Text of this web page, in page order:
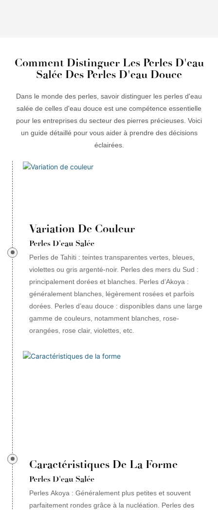
Comment Distinguer Les Perles D'eau
Salée Des Perles D'eau Douce
Dans le monde des perles, savoir distinguer les perles d'eau
salée de celles d'eau douce est une compétence essentielle
pour les entreprises du secteur des pierres précieuses. Voici
un guide détaillé pour vous aider à prendre des décisions
éclairées.
Variation De Couleur
Perles D'eau Salée
Perles de Tahiti : teintes transparentes vertes, bleues,
violettes ou gris argenté-noir. Perles des mers du Sud :
principalement dorées et blanches. Perles d’Akoya :
généralement blanches, légèrement rosées et parfois
dorées. Perles d’eau douce : disponibles dans une large
gamme de couleurs, notamment blanches, rose-
orangées, rose clair, violettes, etc.
Caractéristiques De La Forme
Perles D'eau Salée
Perles Akoya : Généralement plus petites et souvent
parfaitement rondes grâce à la nucléation. Perles des